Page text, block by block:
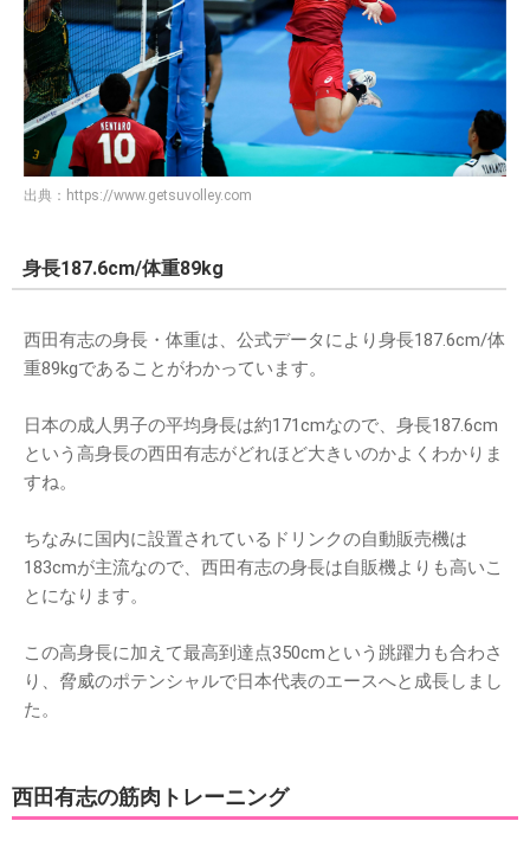
出典： https://www.getsuvolley.com
身長187.6cm/体重89kg
西田有志の身長・体重は、公式データにより身長187.6cm/体
重89kgであることがわかっています。
日本の成人男子の平均身長は約171cmなので、身長187.6cm
という高身長の西田有志がどれほど大きいのかよくわかりま
すね。
ちなみに国内に設置されているドリンクの自動販売機は
183cmが主流なので、西田有志の身長は自販機よりも高いこ
とになります。
この高身長に加えて最高到達点350cmという跳躍力も合わさ
り、脅威のポテンシャルで日本代表のエースへと成長しまし
た。
西田有志の筋肉トレーニング